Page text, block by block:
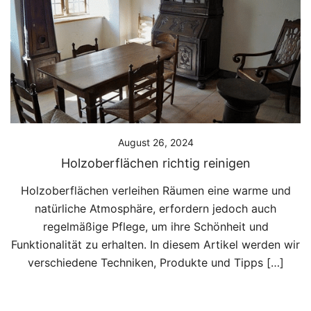
August 26, 2024
Holzoberflächen richtig reinigen
Holzoberflächen verleihen Räumen eine warme und
natürliche Atmosphäre, erfordern jedoch auch
regelmäßige Pflege, um ihre Schönheit und
Funktionalität zu erhalten. In diesem Artikel werden wir
verschiedene Techniken, Produkte und Tipps […]